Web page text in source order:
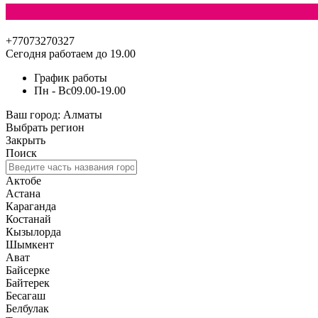
+77073270327
Сегодня работаем до 19.00
График работы
Пн - Вс09.00-19.00
Ваш город: Алматы
Выбрать регион
Закрыть
Поиск
Актобе
Астана
Караганда
Костанай
Кызылорда
Шымкент
Ават
Байсерке
Байтерек
Бесагаш
Белбулак